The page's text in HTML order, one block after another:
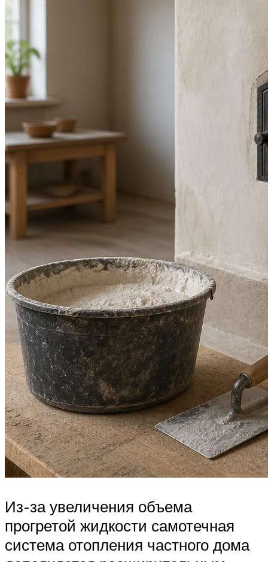
Из-за увеличения объема
прогретой жидкости самотечная
система отопления частного дома